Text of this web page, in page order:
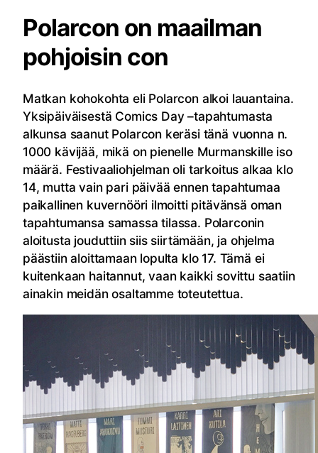
Polarcon on maailman
pohjoisin con
Matkan kohokohta eli Polarcon alkoi lauantaina.
Yksipäiväisestä Comics Day –tapahtumasta
alkunsa saanut Polarcon keräsi tänä vuonna n.
1000 kävijää, mikä on pienelle Murmanskille iso
määrä. Festivaaliohjelman oli tarkoitus alkaa klo
14, mutta vain pari päivää ennen tapahtumaa
paikallinen kuvernööri ilmoitti pitävänsä oman
tapahtumansa samassa tilassa. Polarconin
aloitusta jouduttiin siis siirtämään, ja ohjelma
päästiin aloittamaan lopulta klo 17. Tämä ei
kuitenkaan haitannut, vaan kaikki sovittu saatiin
ainakin meidän osaltamme toteutettua.